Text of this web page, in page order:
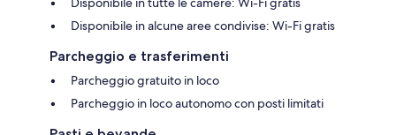
Disponibile in alcune aree condivise: Wi-Fi gratis
Parcheggio e trasferimenti
Parcheggio gratuito in loco
Parcheggio in loco autonomo con posti limitati